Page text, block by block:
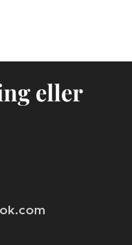
eller